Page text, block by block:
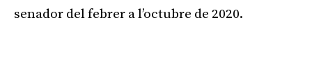
senador del febrer a l’octubre de 2020.